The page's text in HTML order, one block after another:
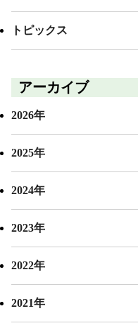
トピックス
アーカイブ
2026年
2025年
2024年
2023年
2022年
2021年